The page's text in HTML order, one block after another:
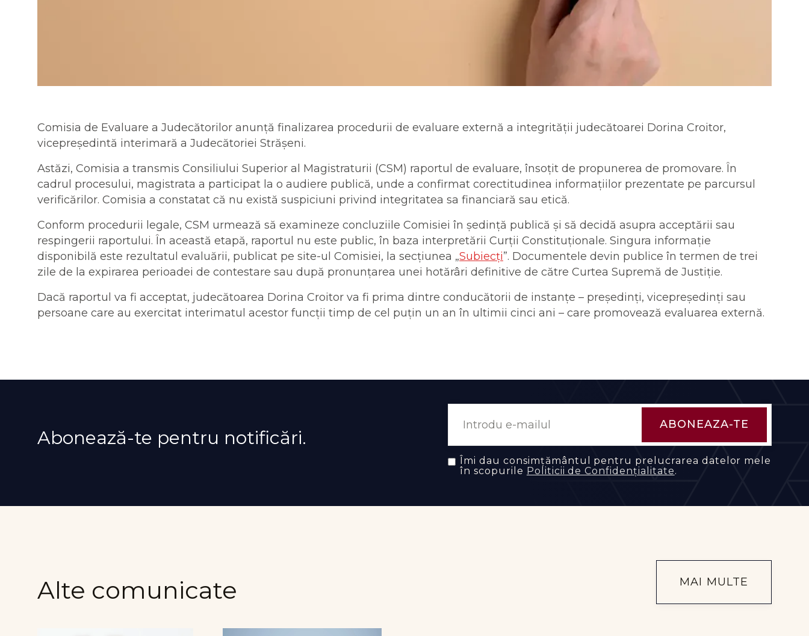
Comisia de Evaluare a Judecătorilor anunță finalizarea procedurii de evaluare externă a integrității judecătoarei Dorina Croitor,
vicepreședintă interimară a Judecătoriei Strășeni.
Astăzi, Comisia a transmis Consiliului Superior al Magistraturii (CSM) raportul de evaluare, însoțit de propunerea de promovare. În
cadrul procesului, magistrata a participat la o audiere publică, unde a confirmat corectitudinea informațiilor prezentate pe parcursul
verificărilor. Comisia a constatat că nu există suspiciuni privind integritatea sa financiară sau etică.
Conform procedurii legale, CSM urmează să examineze concluziile Comisiei în ședință publică și să decidă asupra acceptării sau
respingerii raportului. În această etapă, raportul nu este public, în baza interpretării Curții Constituționale. Singura informație
disponibilă este rezultatul evaluării, publicat pe site-ul Comisiei, la secțiunea „Subiecți”. Documentele devin publice în termen de trei
zile de la expirarea perioadei de contestare sau după pronunțarea unei hotărâri definitive de către Curtea Supremă de Justiție.
Dacă raportul va fi acceptat, judecătoarea Dorina Croitor va fi prima dintre conducătorii de instanțe – președinți, vicepreședinți sau
persoane care au exercitat interimatul acestor funcții timp de cel puțin un an în ultimii cinci ani – care promovează evaluarea externă.
Abonează-te pentru notificări.
Îmi dau consimțământul pentru prelucrarea datelor mele
în scopurile Politicii de Confidențialitate.
Alte comunicate MAI MULTE